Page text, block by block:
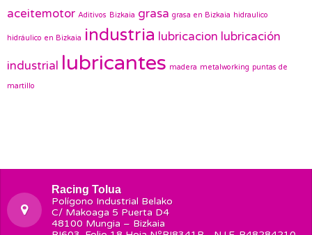
aceitemotor Aditivos Bizkaia grasa grasa en Bizkaia hidraulico
hidráulico en Bizkaia industria lubricacion lubricación
industrial lubricantes madera metalworking puntas de
martillo
Racing Tolua
Polígono Industrial Belako
C/ Makoaga 5 Puerta D4
48100 Mungia – Bizkaia